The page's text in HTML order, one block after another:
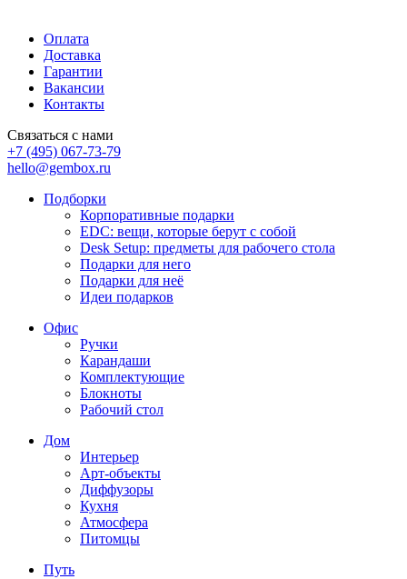
Оплата
Доставка
Гарантии
Вакансии
Контакты
Связаться с нами
+7 (495) 067-73-79
hello@gembox.ru
Подборки
Корпоративные подарки
EDC: вещи, которые берут с собой
Desk Setup: предметы для рабочего стола
Подарки для него
Подарки для неё
Идеи подарков
Офис
Ручки
Карандаши
Комплектующие
Блокноты
Рабочий стол
Дом
Интерьер
Арт-объекты
Диффузоры
Кухня
Атмосфера
Питомцы
Путь